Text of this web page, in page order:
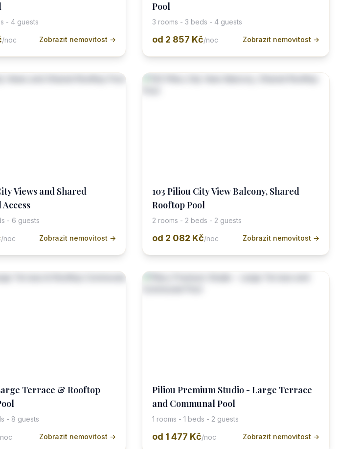
- 4 guests
/noc Zobrazit nemovitost →
Pool
3 rooms - 3 beds - 4 guests
od 2 857 Kč/noc Zobrazit nemovitost →
Views and Shared
- 6 guests
/noc Zobrazit nemovitost →
103 Piliou City View Balcony, Shared
Rooftop Pool
2 rooms - 2 beds - 2 guests
od 2 082 Kč/noc Zobrazit nemovitost →
Terrace & Rooftop
- 8 guests
Zobrazit nemovitost →
Piliou Premium Studio - Large Terrace
and Communal Pool
1 rooms - 1 beds - 2 guests
od 1 477 Kč/noc Zobrazit nemovitost →